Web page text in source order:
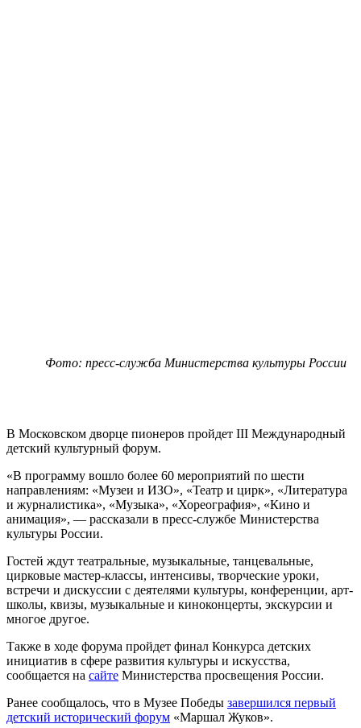
Фото: пресс-служба Министерства культуры России
В Московском дворце пионеров пройдет III Международный
детский культурный форум.
«В программу вошло более 60 мероприятий по шести
направлениям: «Музеи и ИЗО», «Театр и цирк», «Литература
и журналистика», «Музыка», «Хореография», «Кино и
анимация», — рассказали в пресс-службе Министерства
культуры России.
Гостей ждут театральные, музыкальные, танцевальные,
цирковые мастер-классы, интенсивы, творческие уроки,
встречи и дискуссии с деятелями культуры, конференции, арт-
школы, квизы, музыкальные и киноконцерты, экскурсии и
многое другое.
Также в ходе форума пройдет финал Конкурса детских
инициатив в сфере развития культуры и искусства,
сообщается на сайте Министерства просвещения России.
Ранее сообщалось, что в Музее Победы завершился первый
детский исторический форум «Маршал Жуков».